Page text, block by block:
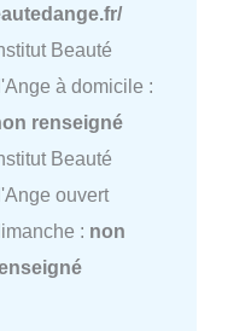
Beauté
à domicile :
renseigné
Beauté
ouvert
: non